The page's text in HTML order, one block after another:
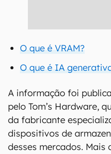
O que é VRAM?
O que é IA
A informação foi
pelo Tom’s Hardware,
da fabricante
dispositivos de
desses mercados. Mais